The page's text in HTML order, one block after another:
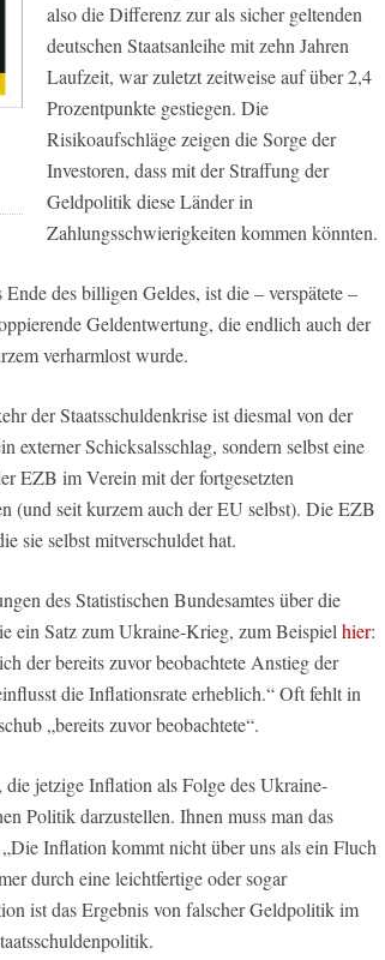
also die Differenz zur als sicher geltenden
deutschen Staatsanleihe mit zehn Jahren
Laufzeit, war zuletzt zeitweise auf über 2,4
Prozentpunkte gestiegen. Die
Risikoaufschläge zeigen die Sorge der
Investoren, dass mit der Straffung der
Geldpolitik diese Länder in
Zahlungsschwierigkeiten kommen könnten.
des billigen Geldes, ist die – verspätete –
Geldentwertung, die endlich auch der
verharmlost wurde.
der Staatsschuldenkrise ist diesmal von der
externer Schicksalsschlag, sondern selbst eine
EZB im Verein mit der fortgesetzten
(und seit kurzem auch der EU selbst). Die EZB
sie selbst mitverschuldet hat.
des Statistischen Bundesamtes über die
ein Satz zum Ukraine-Krieg, zum Beispiel hier:
der bereits zuvor beobachtete Anstieg der
die Inflationsrate erheblich.“ Oft fehlt in
„bereits zuvor beobachtete“.
jetzige Inflation als Folge des Ukraine-
Politik darzustellen. Ihnen muss man das
Inflation kommt nicht über uns als ein Fluch
durch eine leichtfertige oder sogar
ist das Ergebnis von falscher Geldpolitik im